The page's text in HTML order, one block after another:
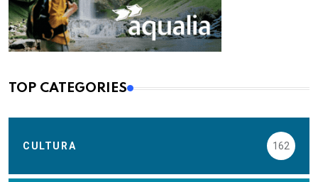
TOP CATEGORIES
CULTURA 162